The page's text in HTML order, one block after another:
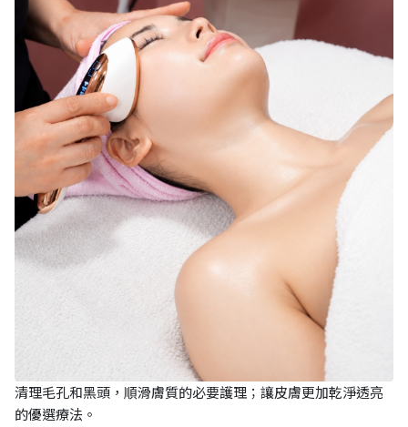
清理毛孔和黑頭，順滑膚質的必要護理；讓皮膚更加乾淨透亮
的優選療法。